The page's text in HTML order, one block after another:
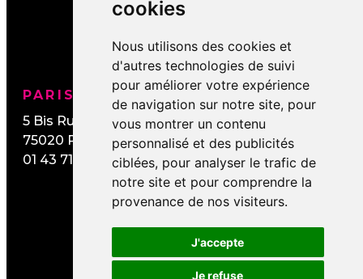
cookies
Nous utilisons des cookies et
d'autres technologies de suivi
pour améliorer votre expérience
de navigation sur notre site, pour
vous montrer un contenu
personnalisé et des publicités
ciblées, pour analyser le trafic de
notre site et pour comprendre la
provenance de nos visiteurs.
J'accepte
Je refuse
PARIS / IDF
5 Bis Rue de Lesseps
75020 PARIS
01 43 71 10 86
NORMANDIE
20 All. de Cindais
14320 Saint-André-
sur-Orne
02 31 54 57 86